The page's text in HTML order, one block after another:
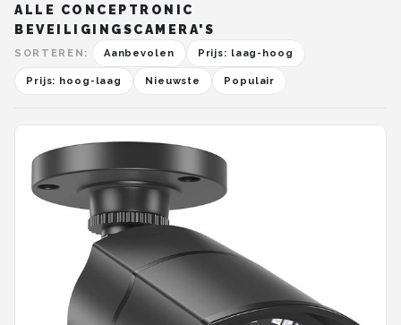
ALLE CONCEPTRONIC
BEVEILIGINGSCAMERA'S
SORTEREN: Aanbevolen Prijs: laag-hoog
Prijs: hoog-laag Nieuwste Populair